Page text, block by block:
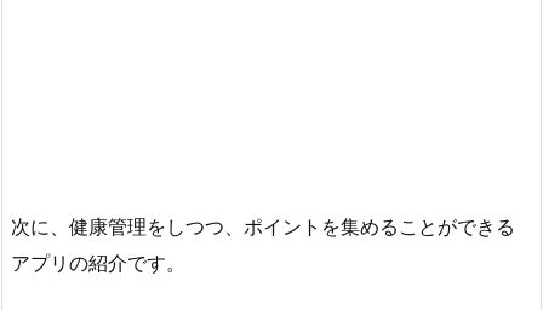
次に、健康管理をしつつ、ポイントを集めることができる
アプリの紹介です。